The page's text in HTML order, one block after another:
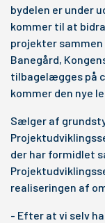
bydelen er under
kommer til at
projekter
Banegård,
tilbagelægges på
kommer den nye
Sælger af
der har formidlet
realiseringen af
- Efter at vi selv